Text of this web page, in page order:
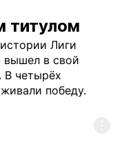
титулом
Лиги
вышел в свой
В четырёх
победу.